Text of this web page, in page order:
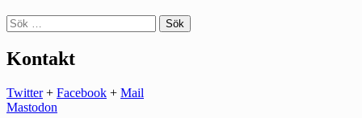
Sök
efter:
Kontakt
Twitter+ Facebook + Mail
Mastodon